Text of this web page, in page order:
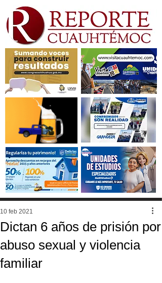
Dictan 6 años de prisión por
abuso sexual y violencia
familiar
10 feb 2021